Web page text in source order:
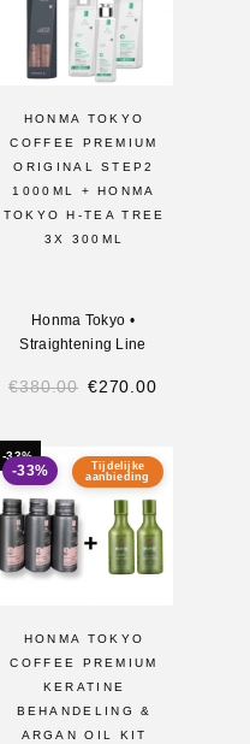
HONMA TOKYO
COFFEE PREMIUM
ORIGINAL STEP2
1000ML + HONMA
TOKYO H-TEA TREE
3X 300ML
Honma Tokyo •
Straightening Line
€380.00 €270.00
-33%
Tijdelijke
aanbieding
-33%
HONMA TOKYO
COFFEE PREMIUM
KERATINE
BEHANDELING &
ARGAN OIL KIT